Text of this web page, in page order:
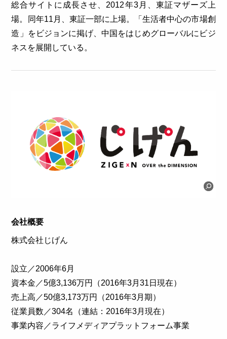
総合サイトに成長させ、2012年3月、東証マザーズ上
場。同年11月、東証一部に上場。「生活者中心の市場創
造」をビジョンに掲げ、中国をはじめグローバルにビジ
ネスを展開している。
会社概要
株式会社じげん
設立／2006年6月
資本金／5億3,136万円（2016年3月31日現在）
売上高／50億3,173万円（2016年3月期）
従業員数／304名（連結：2016年3月現在）
事業内容／ライフメディアプラットフォーム事業